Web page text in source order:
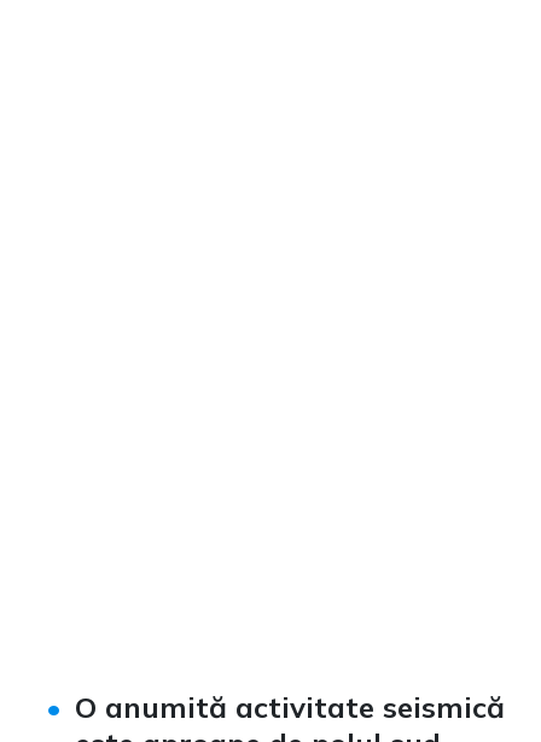
O anumită activitate seismică